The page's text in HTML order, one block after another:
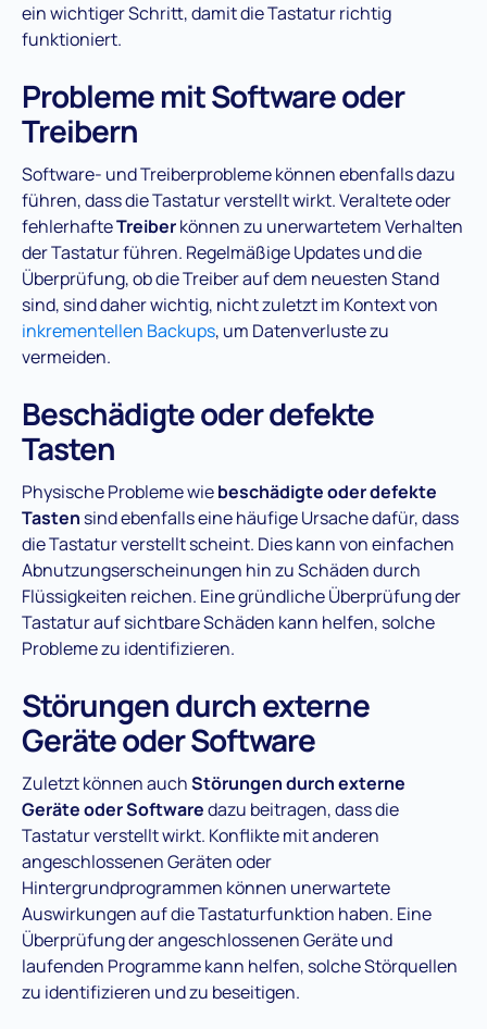
ein wichtiger Schritt, damit die Tastatur richtig
funktioniert.
Probleme mit Software oder
Treibern
Software- und Treiberprobleme können ebenfalls dazu
führen, dass die Tastatur verstellt wirkt. Veraltete oder
fehlerhafteTreiberkönnen zu unerwartetem Verhalten
der Tastatur führen. Regelmäßige Updates und die
Überprüfung, ob die Treiber auf dem neuesten Stand
sind, sind daher wichtig, nicht zuletzt im Kontext von
inkrementellen Backups, um Datenverluste zu
vermeiden.
Beschädigte oder defekte
Tasten
Physische Probleme wiebeschädigte oder defekte
Tasten sind ebenfalls eine häufige Ursache dafür, dass
die Tastatur verstellt scheint. Dies kann von einfachen
Abnutzungserscheinungen hin zu Schäden durch
Flüssigkeiten reichen. Eine gründliche Überprüfung der
Tastatur auf sichtbare Schäden kann helfen, solche
Probleme zu identifizieren.
Störungen durch externe
Geräte oder Software
Zuletzt können auchStörungen durch externe
Geräte oder Softwaredazu beitragen, dass die
Tastatur verstellt wirkt. Konflikte mit anderen
angeschlossenen Geräten oder
Hintergrundprogrammen können unerwartete
Auswirkungen auf die Tastaturfunktion haben. Eine
Überprüfung der angeschlossenen Geräte und
laufenden Programme kann helfen, solche Störquellen
zu identifizieren und zu beseitigen.